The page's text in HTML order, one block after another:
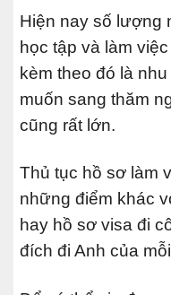
Hiện nay số lượng
học tập và làm
kèm theo đó là
muốn sang thăm
cũng rất lớn.
Thủ tục hồ sơ làm
những điểm khác
hay hồ sơ visa đi
đích đi Anh của